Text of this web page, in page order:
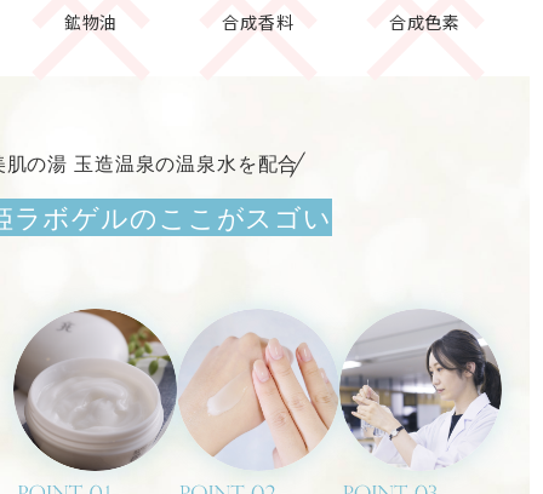
鉱物油 合成香料 合成色素
肌の湯 玉造温泉の温泉水を配合
ラボゲルのここがスゴい